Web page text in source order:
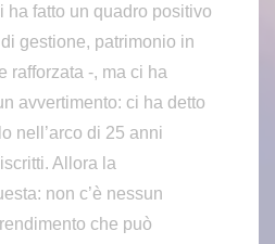
ha fatto un quadro positivo
gestione, patrimonio in
rafforzata -, ma ci ha
avvertimento: ci ha detto
nell’arco di 25 anni
Allora la
non c’è nessun
che può